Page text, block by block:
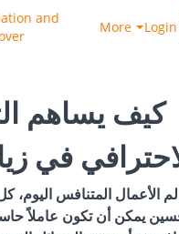
and
More Login
كيف يساهم
في
الأعمال المتنافس
يمكن أن تكون عاملاً